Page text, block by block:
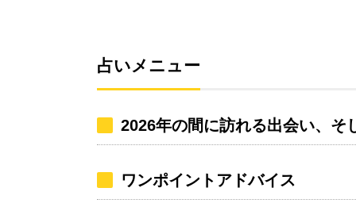
占いメニュー
2026年の間に訪れる出会い、そ
ワンポイントアドバイス